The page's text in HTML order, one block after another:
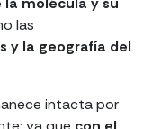
las
y la geografía del
intacta por